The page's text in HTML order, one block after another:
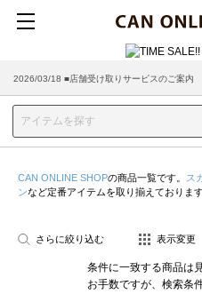
2026/03/18 ■店舗受け取りサービスのご案内
CAN ONLINE SHOPの商品一覧です。 ス
ンなど定番アイテムを取り揃えております
さらに絞り込む 表示変更
条件に一致する商品は
お手数ですが、検索条